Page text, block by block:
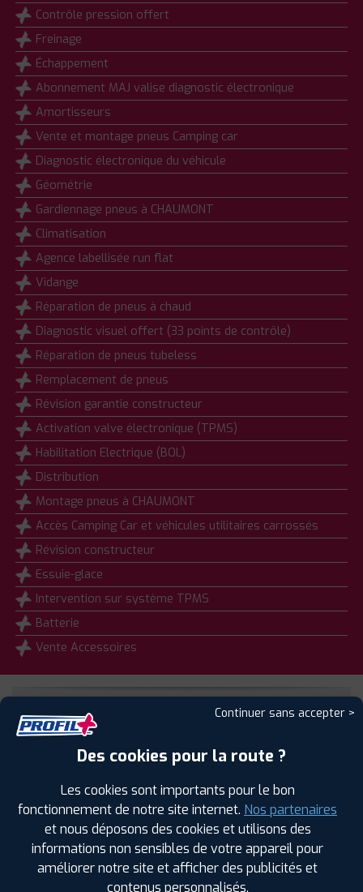
Contrôle pression offert
Freinage
Échappement
Abonnement MAJ valise diagnostic électronique
Amortisseurs
Vente et montage pneus Camping car
Diagnostic électronique du véhicule
Géométrie
Gardiennage pneus à CHAUMONT
Climatisation
Agence labellisée run flat
Vidange
Réparation de pneus à chaud
Diagnostic visuel offert (33 points de contrôle)
Réparation de pneus tubeless
Remplacement de pneus
Révision garantie constructeur
Activation valve électronique (TPMS)
Habilitation Electrique (BOL)
Distribution
Montage pneus à CHAUMONT
Accès Camping Car et véhicules utilitaires carrossés
Révision constructeur
Essuie-glace
Intervention sur système TPMS
Batterie
Vente Accessoires
AVIS DE NOS CLIENTS
LAISSER UN AVIS
⋆⋆⋆⋆⋆
11 avis
Didier H.
Continuer sans accepter >
Des cookies pour la route ?
Les cookies sont importants pour le bon
fonctionnement de notre site internet. Nos partenaires
et nous déposons des cookies et utilisons des
informations non sensibles de votre appareil pour
améliorer notre site et afficher des publicités et
contenus personnalisés.